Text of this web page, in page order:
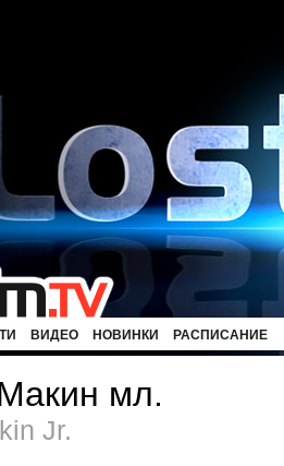
ВИДЕО НОВИНКИ РАСПИСАНИЕ
мл.
Jr.